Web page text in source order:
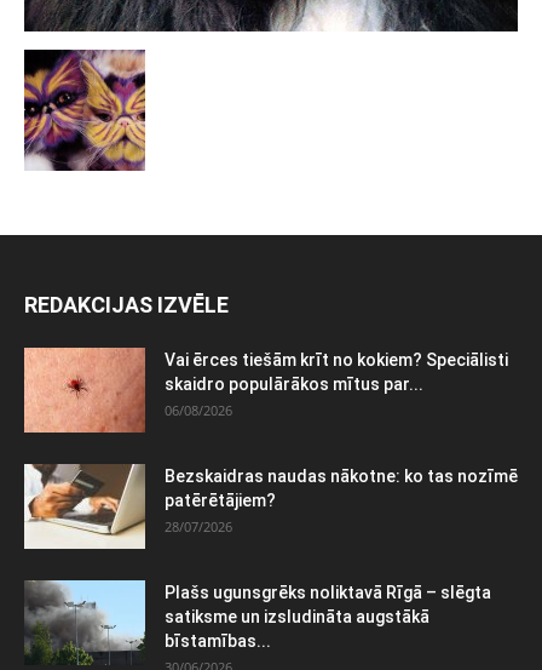
REDAKCIJAS IZVĒLE
Vai ērces tiešām krīt no kokiem? Speciālisti
skaidro populārākos mītus par...
06/08/2026
Bezskaidras naudas nākotne: ko tas nozīmē
patērētājiem?
28/07/2026
Plašs ugunsgrēks noliktavā Rīgā – slēgta
satiksme un izsludināta augstākā
bīstamības...